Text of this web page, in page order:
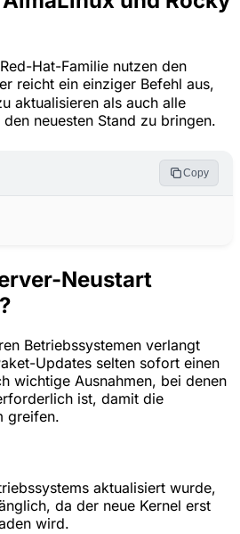
Hat-Familie nutzen den
reicht ein einziger Befehl aus,
aktualisieren als auch alle
neuesten Stand zu bringen.
Copy
Neustart
Betriebssystemen verlangt
Updates selten sofort einen
wichtige Ausnahmen, bei denen
ist, damit die
greifen.
aktualisiert wurde,
da der neue Kernel erst
wird.